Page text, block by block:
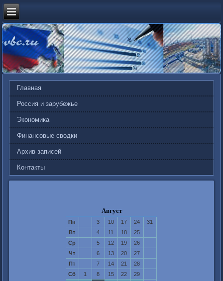
Главная
Россия и зарубежье
Экономика
Финансовые сводки
Архив записей
Контакты
Август
Пн 3 10 17 24
31
Вт
4 11 18
25
Ср
5 12 19
26
Чт
6 13 20
27
Пт
7 14 21
28
Сб
1 8 15 22
29